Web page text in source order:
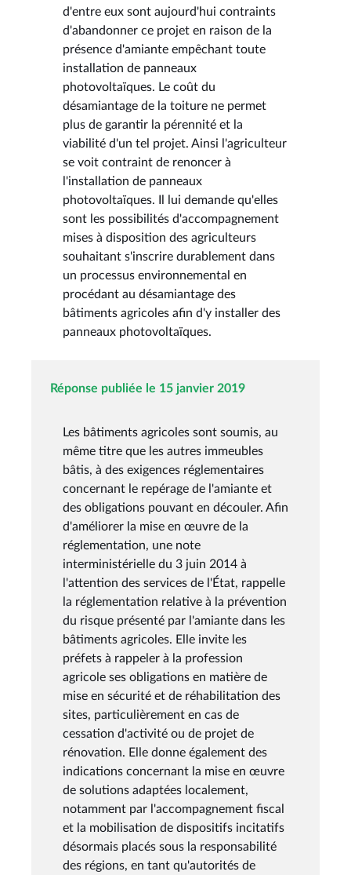
d'entre eux sont aujourd'hui contraints
d'abandonner ce projet en raison de la
présence d'amiante empêchant toute
installation de panneaux
photovoltaïques. Le coût du
désamiantage de la toiture ne permet
plus de garantir la pérennité et la
viabilité d'un tel projet. Ainsi l'agriculteur
se voit contraint de renoncer à
l'installation de panneaux
photovoltaïques. Il lui demande qu'elles
sont les possibilités d'accompagnement
mises à disposition des agriculteurs
souhaitant s'inscrire durablement dans
un processus environnemental en
procédant au désamiantage des
bâtiments agricoles afin d'y installer des
panneaux photovoltaïques.
Réponse publiée le 15 janvier 2019
Les bâtiments agricoles sont soumis, au
même titre que les autres immeubles
bâtis, à des exigences réglementaires
concernant le repérage de l'amiante et
des obligations pouvant en découler. Afin
d'améliorer la mise en œuvre de la
réglementation, une note
interministérielle du 3 juin 2014 à
l'attention des services de l'État, rappelle
la réglementation relative à la prévention
du risque présenté par l'amiante dans les
bâtiments agricoles. Elle invite les
préfets à rappeler à la profession
agricole ses obligations en matière de
mise en sécurité et de réhabilitation des
sites, particulièrement en cas de
cessation d'activité ou de projet de
rénovation. Elle donne également des
indications concernant la mise en œuvre
de solutions adaptées localement,
notamment par l'accompagnement fiscal
et la mobilisation de dispositifs incitatifs
désormais placés sous la responsabilité
des régions, en tant qu'autorités de